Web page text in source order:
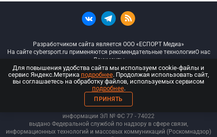
Разработчиком сайта является ООО «ЕСПОРТ Медиа»
На сайте cybersport.ru применяются рекомендательные технологииО нас
Документы
© ООО «Киберспорт.ру» — Все права защищены
18+
ООО «Киберспорт.ру». Свидетельство о регистрации средств массовой
информации ЭЛ № ФС 77 - 74022
выдано Федеральной службой по надзору в сфере связи,
информационных технологий и массовых коммуникаций (Роскомнадзор)
Для повышения удобства сайта мы используем cookie-файлы и
сервис Яндекс.Метрика подробнее. Продолжая использовать сайт,
вы соглашаетесь на обработку файлов, используемых сервисом
подробнее.
ПРИНЯТЬ